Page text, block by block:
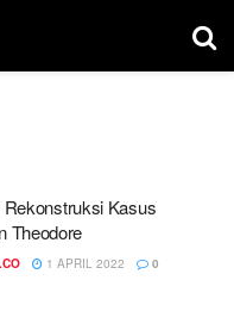
Kasus
Theodore
1 APRIL 2022 0